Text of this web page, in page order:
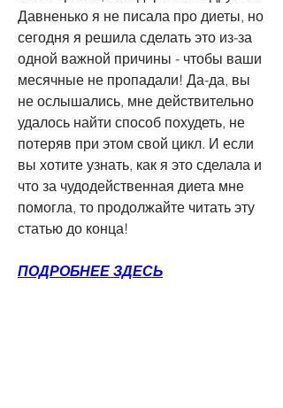
Давненько я не писала про диеты, но
сегодня я решила сделать это из-за
одной важной причины - чтобы ваши
месячные не пропадали! Да-да, вы
не ослышались, мне действительно
удалось найти способ похудеть, не
потеряв при этом свой цикл. И если
вы хотите узнать, как я это сделала и
что за чудодейственная диета мне
помогла, то продолжайте читать эту
статью до конца!
ПОДРОБНЕЕ ЗДЕСЬ